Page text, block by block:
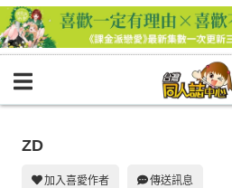
BOOKY書集倉庫
ZD
加入喜愛作者 傳送訊息